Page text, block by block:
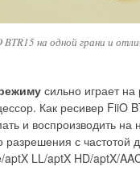
на одной грани и
сильно играет на
Как ресивер FiiO
и воспроизводить на
с частотой
aptX LL/aptX HD/aptX/